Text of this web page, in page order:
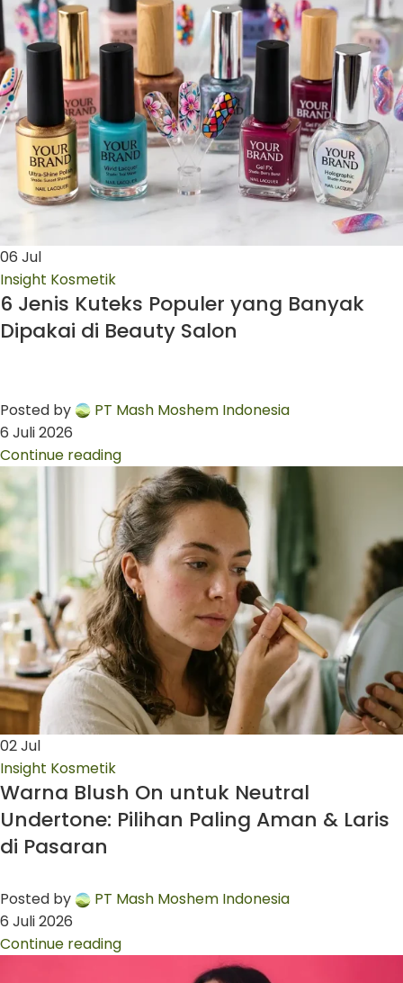
06 Jul
Insight Kosmetik
6 Jenis Kuteks Populer yang Banyak
Dipakai di Beauty Salon
Posted by
PT Mash Moshem Indonesia
6 Juli 2026
Continue reading
02Jul
Insight Kosmetik
Warna Blush On untuk Neutral
Undertone: Pilihan Paling Aman & Laris
di Pasaran
Posted by
PT Mash Moshem Indonesia
6 Juli 2026
Continue reading